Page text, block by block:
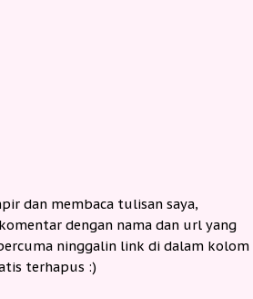
dan membaca tulisan saya,
dengan nama dan url yang
ninggalin link di dalam kolom
terhapus :)